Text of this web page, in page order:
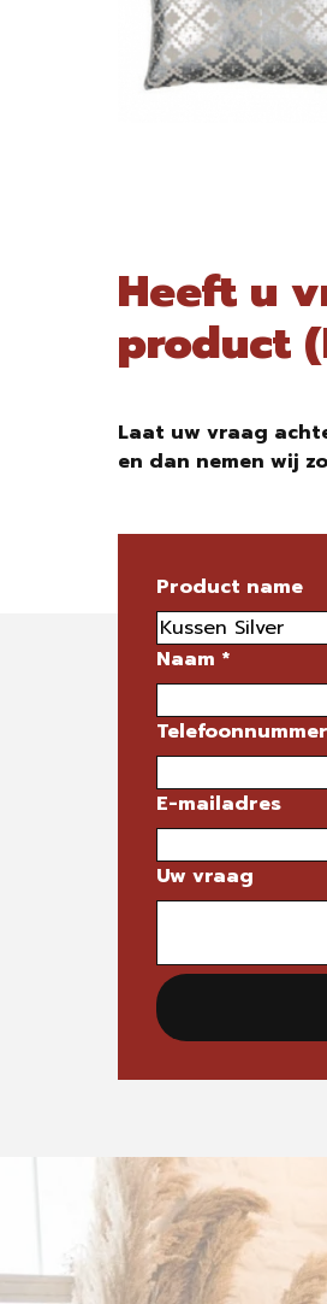
Heeft u
product
Laat uw vraag
en dan nemen wij
Product name
Naam *
Telefoonnummer
E-mailadres
Uw vraag